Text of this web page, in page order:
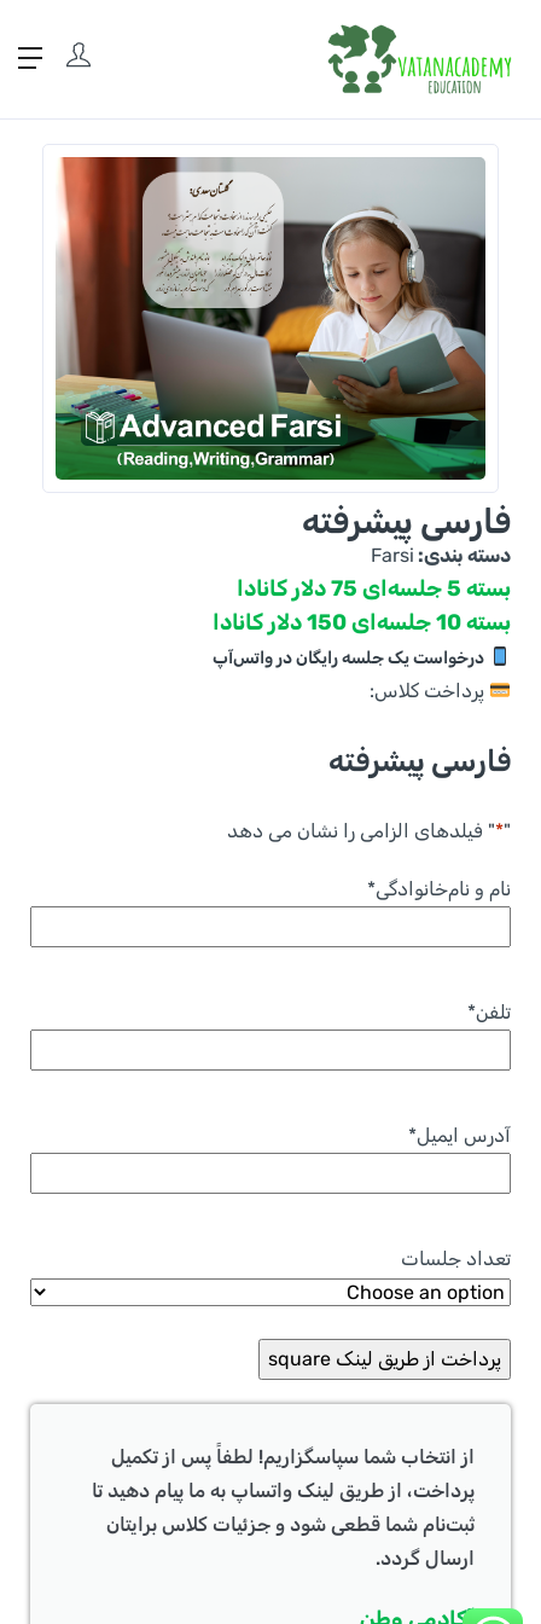
فارسی پیشرفته
دسته بندی: Farsi
بسته 5 جلسه‌‌‌‌‌‌ای 75 دلار کانادا
بسته 10 جلسه‌ای 150 دلار کانادا
درخواست یک جلسه رایگان در واتس‌آپ
پرداخت کلاس:
فارسی پیشرفته
"
*" فیلدهای الزامی را نشان می دهد
نام و نام‌خانوادگی*
تلفن*
آدرس ایمیل*
تعداد جلسات
از انتخاب شما سپاسگزاریم! لطفاً پس از تکمیل
پرداخت، از طریق لینک واتساپ به ما پیام دهید تا
ثبت‌نام شما قطعی شود و جزئیات کلاس برایتان
ارسال گردد.